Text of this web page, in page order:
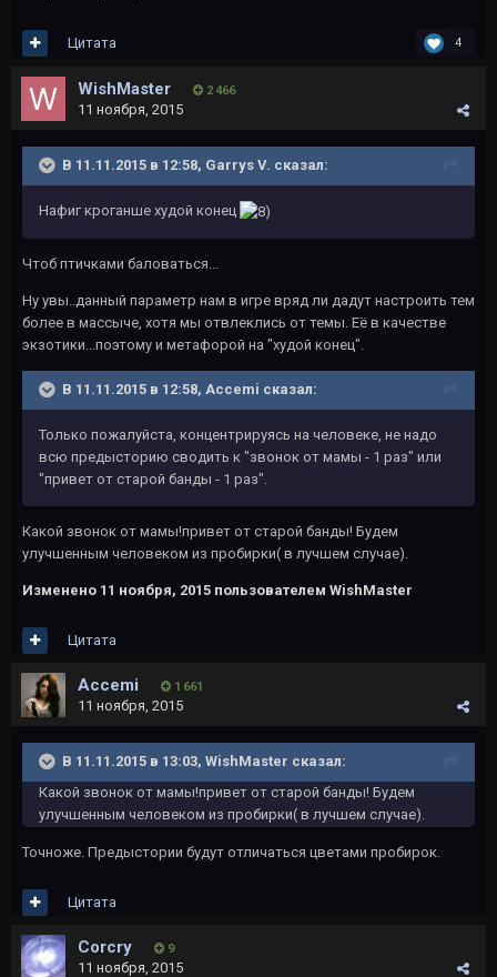
4
Цитата
WishMaster 2 466
11 ноября, 2015
В 11.11.2015 в 12:58, Garrys V. сказал:
Нафиг кроганше худой конец
Чтоб птичками баловаться...
Ну увы..данный параметр нам в игре вряд ли дадут настроить тем
более в массыче, хотя мы отвлеклись от темы. Её в качестве
экзотики...поэтому и метафорой на "худой конец".
В 11.11.2015 в 12:58, Accemi сказал:
Только пожалуйста, концентрируясь на человеке, не надо
всю предысторию сводить к "звонок от мамы - 1 раз" или
"привет от старой банды - 1 раз".
Какой звонок от мамы!привет от старой банды! Будем
улучшенным человеком из пробирки( в лучшем случае).
Изменено 11 ноября, 2015 пользователем WishMaster
Цитата
Accemi 1 661
11 ноября, 2015
В 11.11.2015 в 13:03, WishMaster сказал:
Какой звонок от мамы!привет от старой банды! Будем
улучшенным человеком из пробирки( в лучшем случае).
Точноже. Предыстории будут отличаться цветами пробирок.
Цитата
Corcry 9
11 ноября, 2015